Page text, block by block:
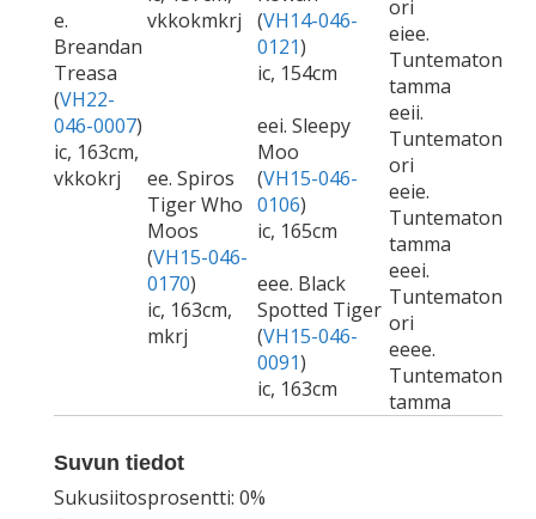
e.
Breandan
Treasa
(VH22-
046-0007)
ic, 163cm,
vkkokrj
vkkokmkrj
(VH14-046-
0121)
ic, 154cm
ori
eiee.
Tuntematon
tamma
ee. Spiros
Tiger Who
Moos
(VH15-046-
0170)
ic, 163cm,
mkrj
eei. Sleepy
Moo
(VH15-046-
0106)
ic, 165cm
eeii.
Tuntematon
ori
eeie.
Tuntematon
tamma
eee. Black
Spotted Tiger
(VH15-046-
0091)
ic, 163cm
eeei.
Tuntematon
ori
eeee.
Tuntematon
tamma
Suvun tiedot
Sukusiitosprosentti: 0%